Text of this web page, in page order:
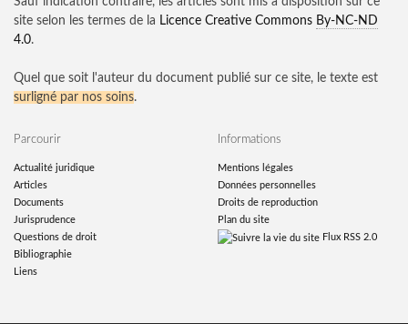
site selon les termes de la Licence Creative Commons By-NC-ND
4.0.
Quel que soit l'auteur du document publié sur ce site, le texte est
surligné par nos soins.
Parcourir
Actualité juridique
Articles
Documents
Jurisprudence
Questions de droit
Bibliographie
Liens
Informations
Mentions légales
Données personnelles
Droits de reproduction
Plan du site
Flux RSS 2.0